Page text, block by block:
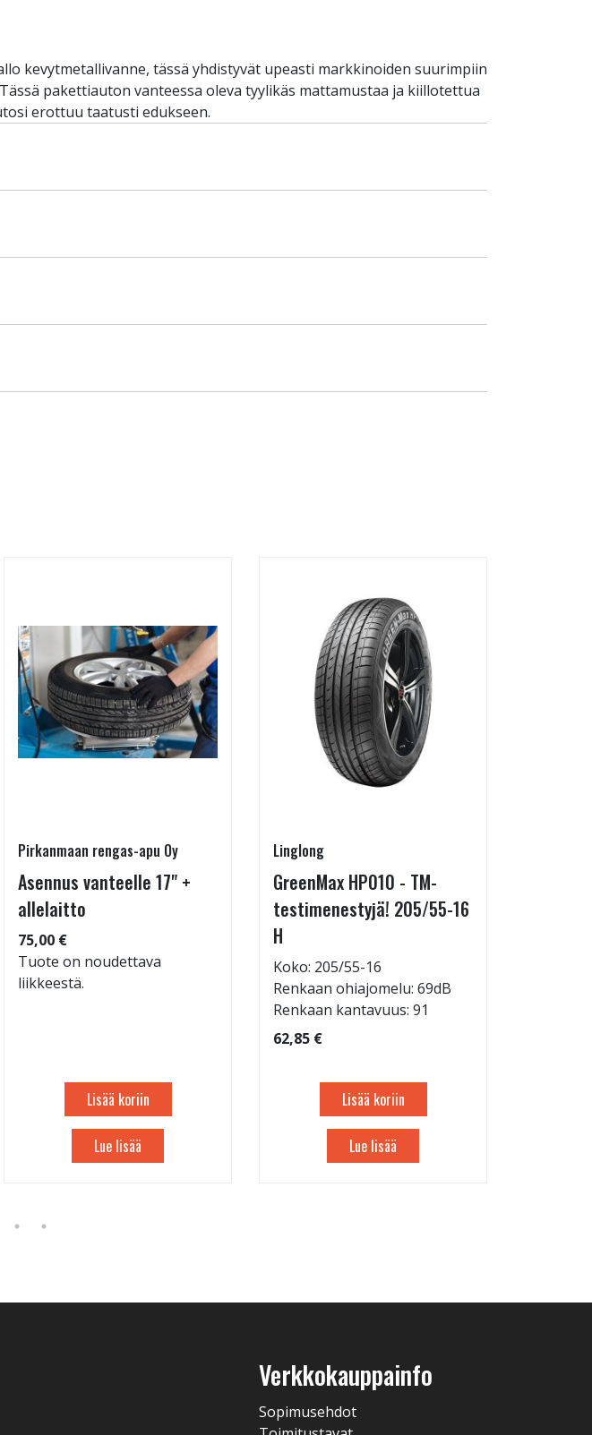
kevytmetallivanne, tässä yhdistyvät upeasti markkinoiden suurimpiin
pakettiauton vanteessa oleva tyylikäs mattamustaa ja kiillotettua
erottuu taatusti edukseen.
Pirkanmaan rengas-apu Oy
Asennus vanteelle 17" +
allelaitto
75,00 €
Tuote on noudettava
liikkeestä.
Lisää koriin
Lue lisää
Linglong
GreenMax HP010 - TM-
testimenestyjä! 205/55-16
H
Koko: 205/55-16
Renkaan ohiajomelu: 69dB
Renkaan kantavuus: 91
62,85 €
Lisää koriin
Lue lisää
Verkkokauppainfo
Sopimusehdot